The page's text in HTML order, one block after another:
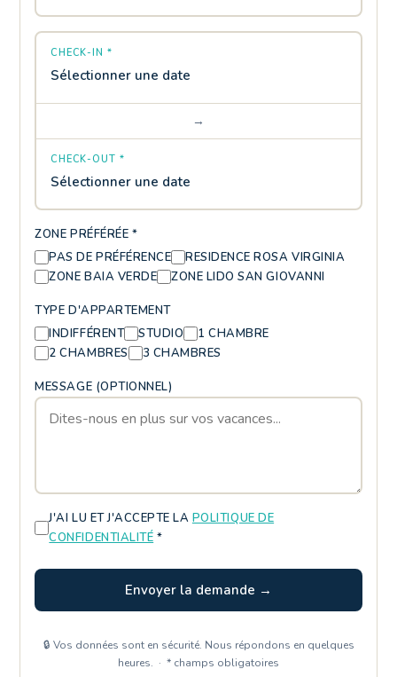
CHECK-IN *
Sélectionner une date
→
CHECK-OUT *
Sélectionner une date
ZONE PRÉFÉRÉE *
PAS DE PRÉFÉRENCE
RESIDENCE ROSA VIRGINIA
ZONE BAIA VERDE
ZONE LIDO SAN GIOVANNI
TYPE D'APPARTEMENT
INDIFFÉRENT
STUDIO
1 CHAMBRE
2 CHAMBRES
3 CHAMBRES
MESSAGE (OPTIONNEL)
J'AI LU ET J'ACCEPTE LA POLITIQUE DE
CONFIDENTIALITÉ *
Envoyer la demande →
🔒 Vos données sont en sécurité. Nous répondons en quelques
heures. · * champs obligatoires